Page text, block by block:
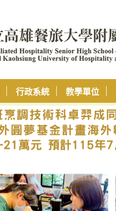
行政系統 教學單位